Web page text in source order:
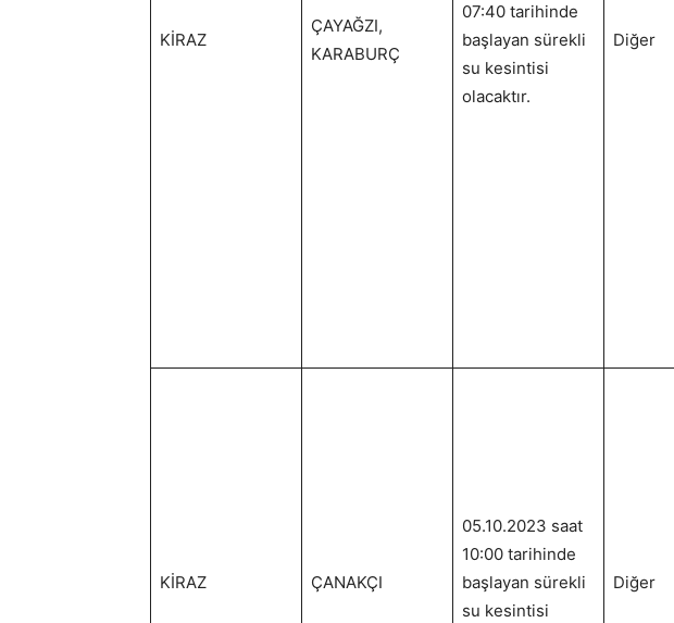
KİRAZ
ÇAYAĞZI,
KARABURÇ
07:40 tarihinde
başlayan sürekli
su kesintisi
olacaktır.
Diğer
KİRAZ ÇANAKÇI
05.10.2023 saat
10:00 tarihinde
başlayan sürekli
su kesintisi
Diğer